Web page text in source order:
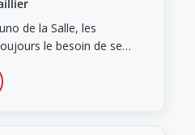
de la Salle, les
le besoin de se…